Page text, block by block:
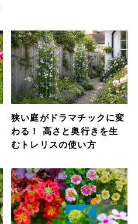
狭い庭がドラマチックに変
わる！ 高さと奥行きを生
むトレリスの使い方